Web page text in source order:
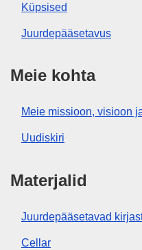
Küpsised
Juurdepääsetavus
Meie kohta
Meie missioon, visioon
Uudiskiri
Materjalid
Juurdepääsetavad
Cellar